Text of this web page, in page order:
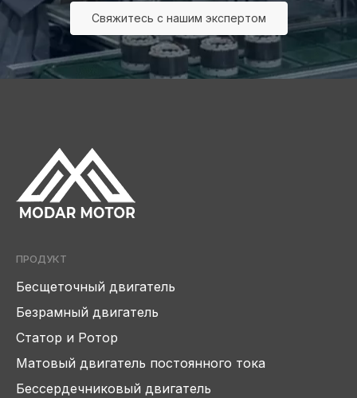
Свяжитесь с нашим экспертом
ПРОДУКТ
Бесщеточный двигатель
Безрамный двигатель
Статор и Ротор
Матовый двигатель постоянного тока
Бессердечниковый двигатель